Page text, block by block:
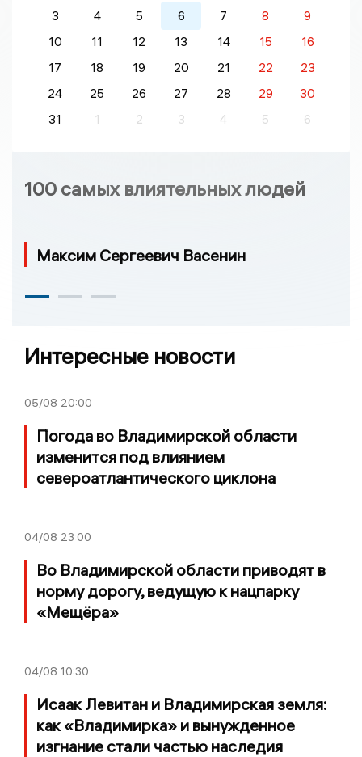
3 4 5 6 7 8
9
10
11 12 13 14 15
16
17
18 19 20 21 22
23
24
25 26 27 28 29
30
31
1 2 3 4 5 6
100 самых влиятельных людей
Максим Сергеевич Васенин
Интересные новости
05/08 20:00
Погода во Владимирской области
изменится под влиянием
североатлантического циклона
04/08 23:00
Во Владимирской области приводят в
норму дорогу, ведущую к нацпарку
«Мещёра»
04/08 10:30
Исаак Левитан и Владимирская земля:
как «Владимирка» и вынужденное
изгнание стали частью наследия